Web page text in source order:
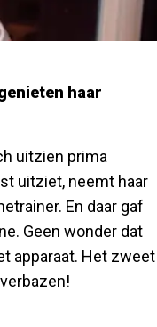
haar
uitzien prima
uitziet, neemt haar
En daar gaf
Geen wonder dat
apparaat. Het zweet